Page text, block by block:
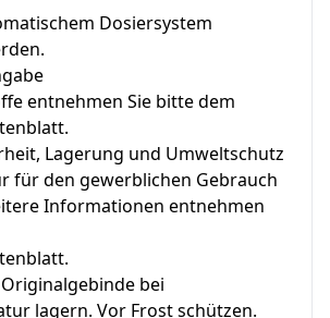
Dosiersystem
entnehmen Sie bitte dem
Lagerung und Umweltschutz
für den gewerblichen Gebrauch
Informationen entnehmen
bei
lagern. Vor Frost schützen.